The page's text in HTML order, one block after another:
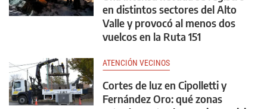
en distintos sectores del Alto
Valle y provocó al menos dos
vuelcos en la Ruta 151
ATENCIÓN VECINOS
Cortes de luz en Cipolletti y
Fernández Oro: qué zonas